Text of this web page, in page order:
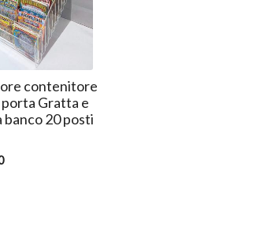
contenitore
Gratta e
banco 20 posti